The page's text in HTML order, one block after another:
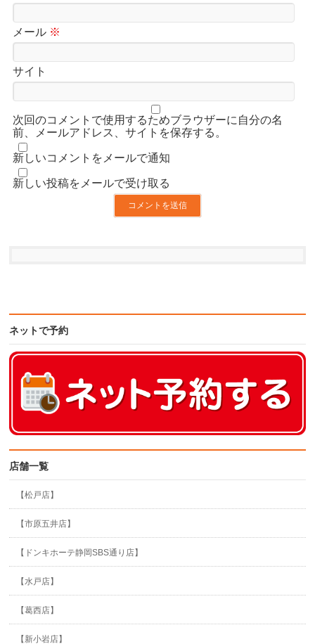
メール ※
サイト
次回のコメントで使用するためブラウザーに自分の名
前、メールアドレス、サイトを保存する。
新しいコメントをメールで通知
新しい投稿をメールで受け取る
ネットで予約
店舗一覧
【松戸店】
【市原五井店】
【ドンキホーテ静岡SBS通り店】
【水戸店】
【葛西店】
【新小岩店】